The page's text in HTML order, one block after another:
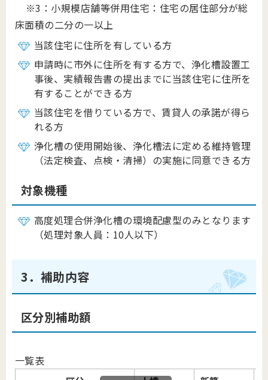
※3：小規模店舗等併用住宅：住宅の居住部分が総
床面積の二分の一以上
当該住宅に住所を有している方
申請時に市外に住所を有する方で、浄化槽設置工
事後、実績報告書の提出までに当該住宅に住所を
有することができる方
当該住宅を借りている方で、賃貸人の承諾が得ら
れる方
浄化槽の使用開始後、浄化槽法に定める維持管理
（法定検査、点検・清掃）の実施に同意できる方
対象機種
高度処理合併浄化槽の環境配慮型のみとなります
（処理対象人員：10人以下）
3．補助内容
区分別補助額
一覧表